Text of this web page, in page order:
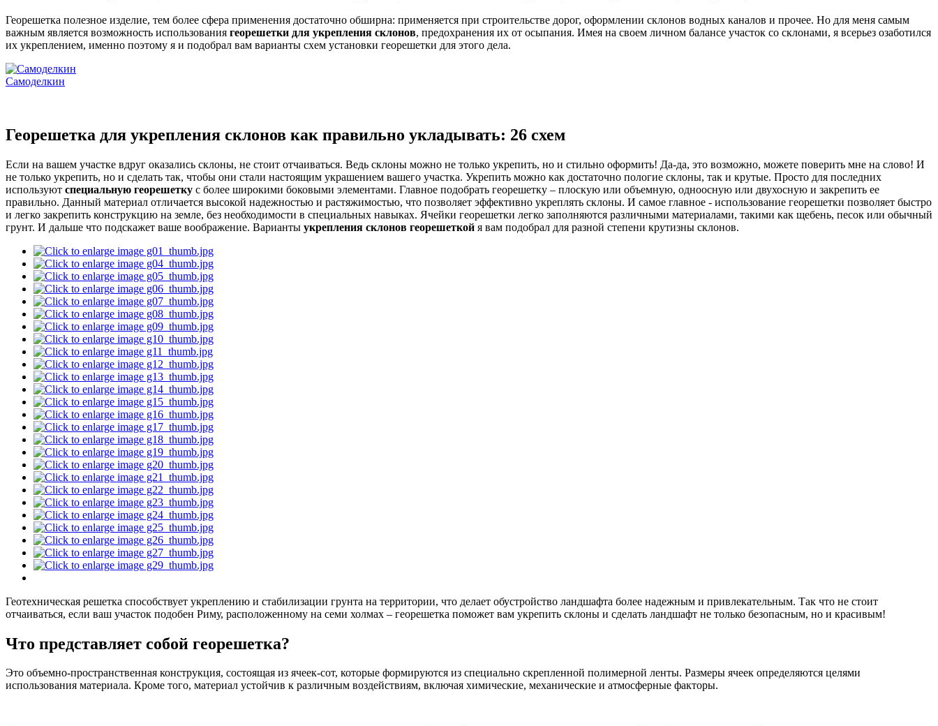
Георешетка полезное изделие, тем более сфера применения достаточно обширна: применяется при строительстве дорог, оформлении склонов водных каналов и прочее. Но для меня самым
важным является возможность использования георешетки для укрепления склонов, предохранения их от осыпания. Имея на своем личном балансе участок со склонами, я всерьез озаботился
их укреплением, именно поэтому я и подобрал вам варианты схем установки георешетки для этого дела.
Самоделкин
Георешетка для укрепления склонов как правильно укладывать: 26 схем
Если на вашем участке вдруг оказались склоны, не стоит отчаиваться. Ведь склоны можно не только укрепить, но и стильно оформить! Да-да, это возможно, можете поверить мне на слово! И
не только укрепить, но и сделать так, чтобы они стали настоящим украшением вашего участка. Укрепить можно как достаточно пологие склоны, так и крутые. Просто для последних
используют специальную георешетку с более широкими боковыми элементами. Главное подобрать георешетку – плоскую или объемную, одноосную или двухосную и закрепить ее
правильно. Данный материал отличается высокой надежностью и растяжимостью, что позволяет эффективно укреплять склоны. И самое главное - использование георешетки позволяет быстро
и легко закрепить конструкцию на земле, без необходимости в специальных навыках. Ячейки георешетки легко заполняются различными материалами, такими как щебень, песок или обычный
грунт. И дальше что подскажет ваше воображение. Варианты укрепления склонов георешеткой я вам подобрал для разной степени крутизны склонов.
Геотехническая решетка способствует укреплению и стабилизации грунта на территории, что делает обустройство ландшафта более надежным и привлекательным. Так что не стоит
отчаиваться, если ваш участок подобен Риму, расположенному на семи холмах – георешетка поможет вам укрепить склоны и сделать ландшафт не только безопасным, но и красивым!
Что представляет собой георешетка?
Это объемно-пространственная конструкция, состоящая из ячеек-сот, которые формируются из специально скрепленной полимерной ленты. Размеры ячеек определяются целями
использования материала. Кроме того, материал устойчив к различным воздействиям, включая химические, механические и атмосферные факторы.